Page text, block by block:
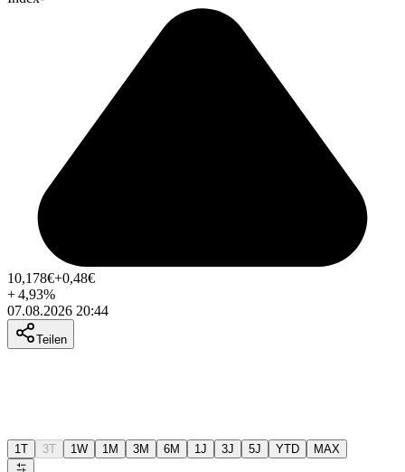
10,178€+0,48€
+4,93%
07.08.2026 20:44
Teilen
1T 3T 1W 1M 3M 6M 1J 3J 5J YTD MAX